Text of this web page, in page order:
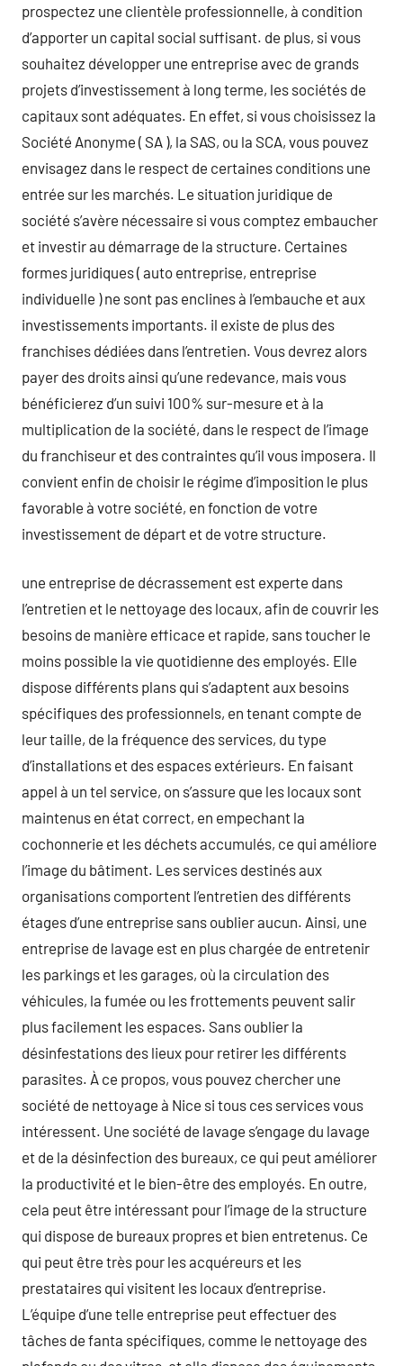
prospectez une clientèle professionnelle, à condition
d’apporter un capital social suffisant. de plus, si vous
souhaitez développer une entreprise avec de grands
projets d’investissement à long terme, les sociétés de
capitaux sont adéquates. En effet, si vous choisissez la
Société Anonyme ( SA ), la SAS, ou la SCA, vous pouvez
envisagez dans le respect de certaines conditions une
entrée sur les marchés. Le situation juridique de
société s’avère nécessaire si vous comptez embaucher
et investir au démarrage de la structure. Certaines
formes juridiques ( auto entreprise, entreprise
individuelle ) ne sont pas enclines à l’embauche et aux
investissements importants. il existe de plus des
franchises dédiées dans l’entretien. Vous devrez alors
payer des droits ainsi qu’une redevance, mais vous
bénéficierez d’un suivi 100% sur-mesure et à la
multiplication de la société, dans le respect de l’image
du franchiseur et des contraintes qu’il vous imposera. Il
convient enfin de choisir le régime d’imposition le plus
favorable à votre société, en fonction de votre
investissement de départ et de votre structure.
une entreprise de décrassement est experte dans
l’entretien et le nettoyage des locaux, afin de couvrir les
besoins de manière efficace et rapide, sans toucher le
moins possible la vie quotidienne des employés. Elle
dispose différents plans qui s’adaptent aux besoins
spécifiques des professionnels, en tenant compte de
leur taille, de la fréquence des services, du type
d’installations et des espaces extérieurs. En faisant
appel à un tel service, on s’assure que les locaux sont
maintenus en état correct, en empechant la
cochonnerie et les déchets accumulés, ce qui améliore
l’image du bâtiment. Les services destinés aux
organisations comportent l’entretien des différents
étages d’une entreprise sans oublier aucun. Ainsi, une
entreprise de lavage est en plus chargée de entretenir
les parkings et les garages, où la circulation des
véhicules, la fumée ou les frottements peuvent salir
plus facilement les espaces. Sans oublier la
désinfestations des lieux pour retirer les différents
parasites. À ce propos, vous pouvez chercher une
société de nettoyage à Nice si tous ces services vous
intéressent. Une société de lavage s’engage du lavage
et de la désinfection des bureaux, ce qui peut améliorer
la productivité et le bien-être des employés. En outre,
cela peut être intéressant pour l’image de la structure
qui dispose de bureaux propres et bien entretenus. Ce
qui peut être très pour les acquéreurs et les
prestataires qui visitent les locaux d’entreprise.
L’équipe d’une telle entreprise peut effectuer des
tâches de fanta spécifiques, comme le nettoyage des